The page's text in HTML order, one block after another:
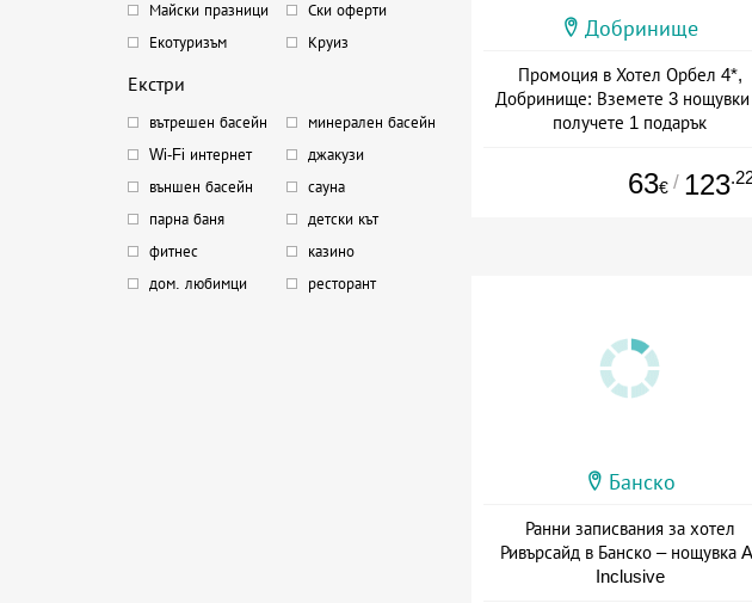
Майски празници
Ски оферти
Екотуризъм
Круиз
Екстри
вътрешен басейн
минерален басейн
Wi-Fi интернет
джакузи
външен басейн
сауна
парна баня
детски кът
фитнес
казино
дом. любимци
ресторант
Добринище
Промоция в Хотел Орбел 4*,
Добринище: Вземете 3 нощувки
получете 1 подарък
63€ / 123
Банско
Ранни записвания за хотел
Ривърсайд в Банско – нощувка
Inclusive